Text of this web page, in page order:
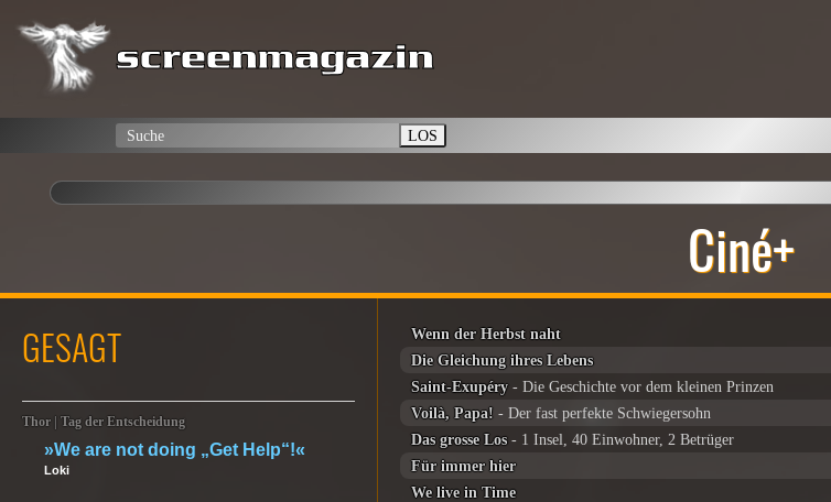
LOS
Ciné+
Wenn der Herbst naht
Die Gleichung ihres Lebens
Saint-Exupéry- Die Geschichte vor dem kleinen Prinzen
Voilà, Papa! - Der fast perfekte Schwiegersohn
Das grosse Los- 1 Insel, 40 Einwohner, 2 Betrüger
Für immer hier
We live in Time
GESAGT
Thor | Tag der Entscheidung
»We are not doing „Get Help“!«
Loki